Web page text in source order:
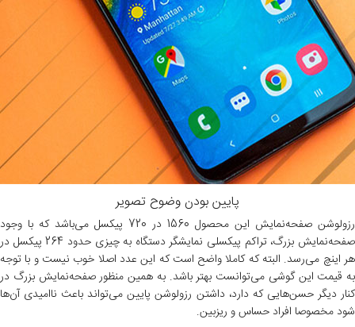
پایین بودن وضوح تصویر
رزولوشن صفحه‌نمایش این محصول 1560 در 720 پیکسل می‌باشد که با وجود
صفحه‌نمایش بزرگ، تراکم پیکسلی نمایشگر دستگاه به چیزی حدود 264 پیکسل در
هر اینچ می‌رسد. البته که کاملا واضح است که این عدد اصلا خوب نیست و با توجه
به قیمت این گوشی می‌توانست بهتر باشد. به همین منظور صفحه‌نمایش بزرگ در
کنار دیگر حسن‌هایی که دارد، داشتن رزولوشن پایین می‌تواند باعث ناامیدی آن‌ها
شود مخصوصا افراد حساس و ریزبین.